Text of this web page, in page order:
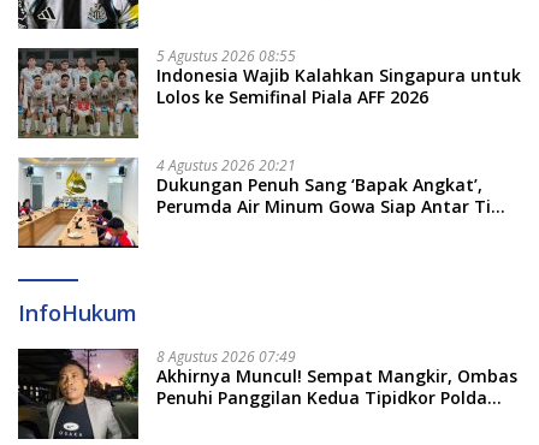
5 Agustus 2026 08:55
Indonesia Wajib Kalahkan Singapura untuk
Lolos ke Semifinal Piala AFF 2026
4 Agustus 2026 20:21
Dukungan Penuh Sang ‘Bapak Angkat’,
Perumda Air Minum Gowa Siap Antar Tim
InfoHukum
8 Agustus 2026 07:49
Akhirnya Muncul! Sempat Mangkir, Ombas
Penuhi Panggilan Kedua Tipidkor Polda